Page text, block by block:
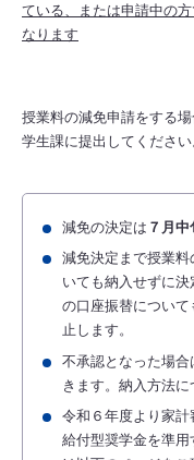
ている、または申請中の
なります
授業料の減免申請をする
学生課に提出してください
減免の決定は ７月
減免決定まで授業
いても納入せずに
の口座振替につい
止します。
不承認となった場
きます。納入方法に
令和６年度より家
給付型奨学金を準